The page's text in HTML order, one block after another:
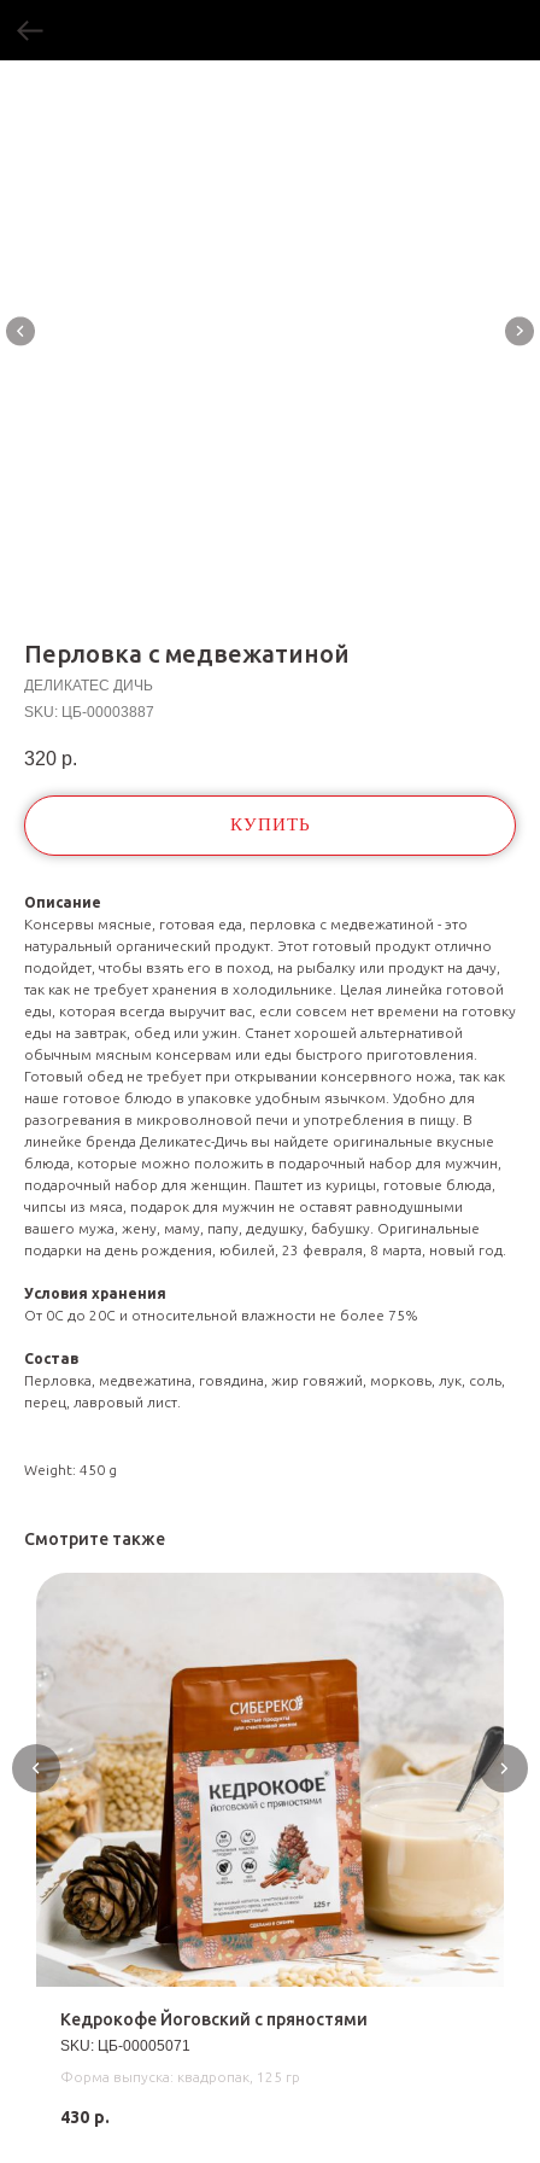
Перловка с медвежатиной
ДЕЛИКАТЕС ДИЧЬ
SKU: ЦБ-00003887
320 р.
КУПИТЬ
Описание
Консервы мясные, готовая еда, перловка с медвежатиной - это
натуральный органический продукт. Этот готовый продукт отлично
подойдет, чтобы взять его в поход, на рыбалку или продукт на дачу,
так как не требует хранения в холодильнике. Целая линейка готовой
еды, которая всегда выручит вас, если совсем нет времени на готовку
еды на завтрак, обед или ужин. Станет хорошей альтернативой
обычным мясным консервам или еды быстрого приготовления.
Готовый обед не требует при открывании консервного ножа, так как
наше готовое блюдо в упаковке удобным язычком. Удобно для
разогревания в микроволновой печи и употребления в пищу. В
линейке бренда Деликатес-Дичь вы найдете оригинальные вкусные
блюда, которые можно положить в подарочный набор для мужчин,
подарочный набор для женщин. Паштет из курицы, готовые блюда,
чипсы из мяса, подарок для мужчин не оставят равнодушными
вашего мужа, жену, маму, папу, дедушку, бабушку. Оригинальные
подарки на день рождения, юбилей, 23 февраля, 8 марта, новый год.
Условия хранения
От 0С до 20С и относительной влажности не более 75%
Состав
Перловка, медвежатина, говядина, жир говяжий, морковь, лук, соль,
перец, лавровый лист.
Weight: 450 g
Смотрите также
Кедрокофе Йоговский с пряностями
SKU: ЦБ-00005071
Форма выпуска: квадропак, 125 гр
430 р.